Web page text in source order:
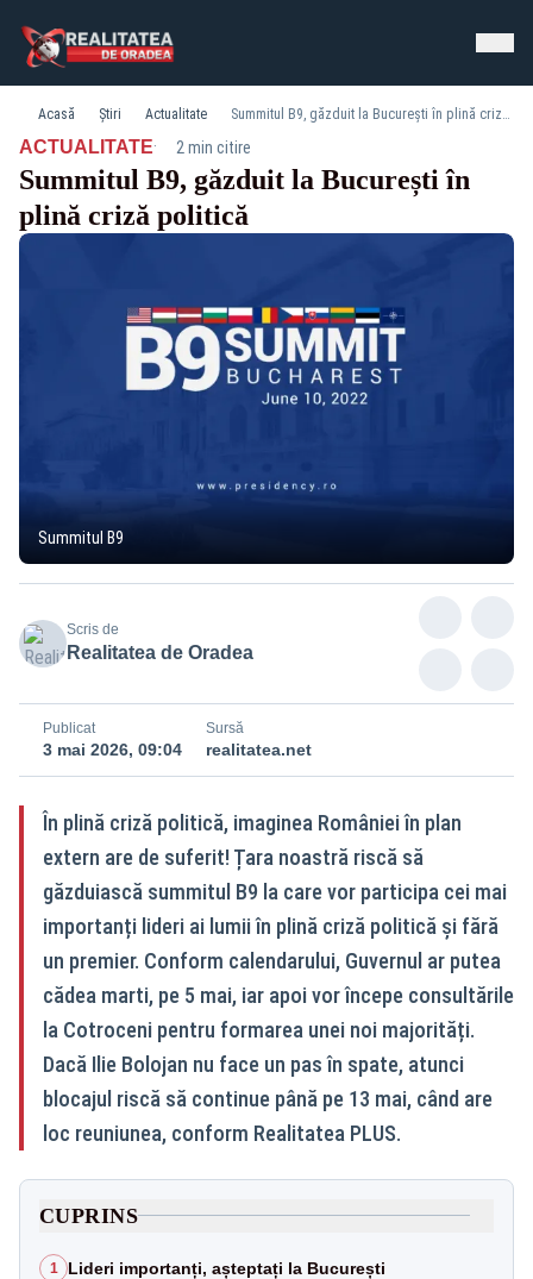
Acasă Știri Actualitate Summitul B9, găzduit la București în plină criză politică
ACTUALITATE· 2 min citire
Summitul B9, găzduit la București în
plină criză politică
Summitul B9
Scris de
Realitatea de Oradea
Publicat
3 mai 2026, 09:04
Sursă
realitatea.net
În plină criză politică, imaginea României în plan
extern are de suferit! Țara noastră riscă să
găzduiască summitul B9 la care vor participa cei mai
importanți lideri ai lumii în plină criză politică și fără
un premier. Conform calendarului, Guvernul ar putea
cădea marti, pe 5 mai, iar apoi vor începe consultările
la Cotroceni pentru formarea unei noi majorități.
Dacă Ilie Bolojan nu face un pas în spate, atunci
blocajul riscă să continue până pe 13 mai, când are
loc reuniunea, conform Realitatea PLUS.
CUPRINS
1 Lideri importanți, așteptați la București